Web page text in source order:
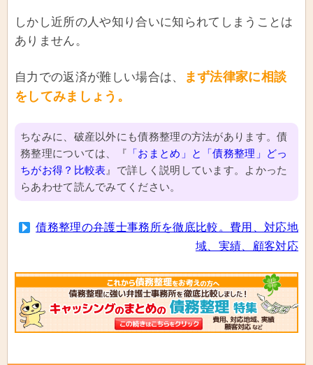
しかし近所の人や知り合いに知られてしまうことは
ありません。
自力での返済が難しい場合は、
まず法律家に相談
をしてみましょう。
ちなみに、破産以外にも債務整理の方法があります。債
務整理については、『 「おまとめ」と「債務整理」どっ
ちがお得？比較表 』で詳しく説明しています。よかった
らあわせて読んでみてください。
債務整理の弁護士事務所を徹底比較。費用、対応地
域、実績、顧客対応